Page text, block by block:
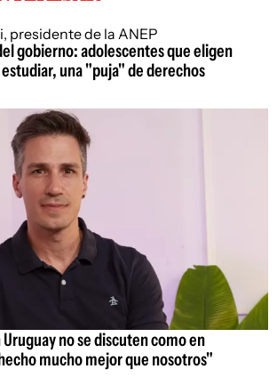
gobierno: adolescentes que eligen
una "puja" de derechos
no se discuten como en
mucho mejor que nosotros"